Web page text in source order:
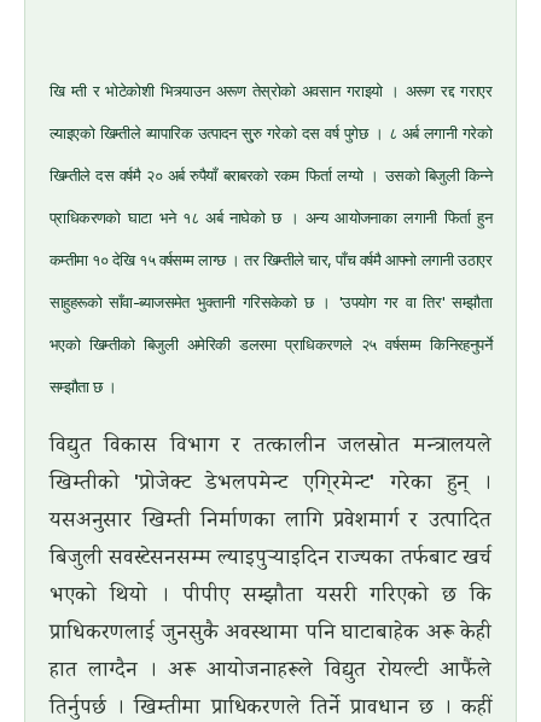
खि म्ती र भोटेकोशी भित्र्याउन अरूण तेस्रोको अवसान गराइयो । अरूण रद्द गराएर
ल्याइएको खिम्तीले व्यापारिक उत्पादन सु्रु गरेको दस वर्ष पुगेछ । ८ अर्ब लगानी गरेको
खिम्तीले दस वर्षमै २० अर्ब रुपैयाँ बराबरको रकम फिर्ता लग्यो । उसको बिजुली किन्ने
प्राधिकरणको घाटा भने १८ अर्ब नाघेको छ । अन्य आयोजनाका लगानी फिर्ता हुन
कम्तीमा १० देखि १५ वर्षसम्म लाग्छ । तर खिम्तीले चार, पाँच वर्षमै आफ्नो लगानी उठाएर
साहुहरूको साँवा-ब्याजसमेत भुक्तानी गरिसकेको छ । 'उपयोग गर वा तिर' सम्झौता
भएको खिम्तीको बिजुली अमेरिकी डलरमा प्राधिकरणले २५ वर्षसम्म किनिरहनुपर्ने
सम्झौता छ ।
विद्युत विकास विभाग र तत्कालीन जलस्रोत मन्त्रालयले
खिम्तीको 'प्रोजेक्ट डेभलपमेन्ट एगि्रमेन्ट' गरेका हुन् ।
यसअनुसार खिम्ती निर्माणका लागि प्रवेशमार्ग र उत्पादित
बिजुली सवस्टेसनसम्म ल्याइपुर्‍याइदिन राज्यका तर्फबाट खर्च
भएको थियो । पीपीए सम्झौता यसरी गरिएको छ कि
प्राधिकरणलाई जुनसुकै अवस्थामा पनि घाटाबाहेक अरू केही
हात लाग्दैन । अरू आयोजनाहरूले विद्युत रोयल्टी आफैंले
तिर्नुपर्छ । खिम्तीमा प्राधिकरणले तिर्ने प्रावधान छ । कहीं